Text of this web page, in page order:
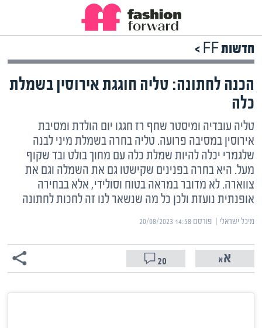
חדשות FF >
הכנה לחתונה: טליה חוגגת אירוסין בשמלת
כלה
טליה עובדיה ומיסטר שחף רז חגגו יום הולדת ומסיבת
אירוסין במסיבה פרועה. טליה בחרה בשמלת מיני לבנה
שלגמרי יכלה להיות שמלת כלה עם מחוך בולט ובד שקוף
מעל. היא בחרה בפנינים שקישטו גם את השמלה וגם את
צווארה. לא מדובר במראה בטוח וסולידי, אלא בבחירה
אופנתית נועזת ולכן כל מה שנשאר לנו זה לחכות לחתונה
מיכל ישראלי | ‏פורסם ‎20/08/2023 14:58
20